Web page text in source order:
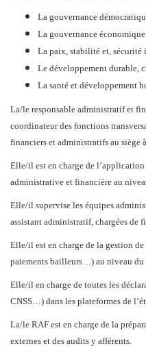
La gouvernance
La gouvernance
La paix, stabilité et, sécurité
Le développement durable,
La santé et développement
La/le responsable administratif et
coordinateur des fonctions
financiers et administratifs au siège
Elle/il est en charge de
administrative et financière au
Elle/il supervise les équipes
assistant administratif, chargées de
Elle/il est en charge de la gestion
paiements bailleurs…) au niveau du
Elle/il en charge de toutes les
CNSS…) dans les plateformes de
La/le RAF est en charge de la
externes et des audits y afférents.